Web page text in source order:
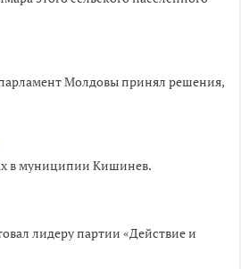
Молдовы принял решения,
в муниципии Кишинев.
лидеру партии «Действие и